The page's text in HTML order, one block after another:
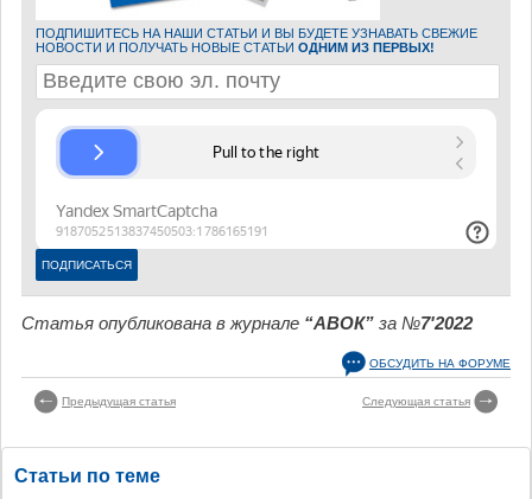
ПОДПИШИТЕСЬ НА НАШИ СТАТЬИ И ВЫ БУДЕТЕ УЗНАВАТЬ СВЕЖИЕ
НОВОСТИ И ПОЛУЧАТЬ НОВЫЕ СТАТЬИ ОДНИМ ИЗ ПЕРВЫХ!
Статья опубликована в журнале “АВОК” за №7'2022
ОБСУДИТЬ НА ФОРУМЕ
Предыдущая статья Следующая статья
Статьи по теме